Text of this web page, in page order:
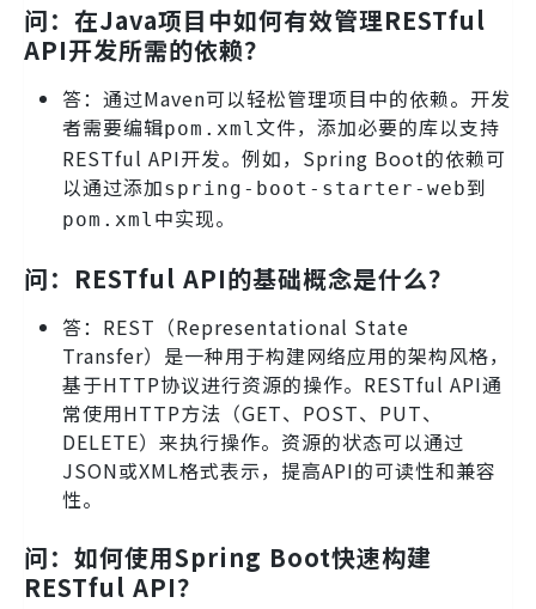
问：在Java项目中如何有效管理RESTful
API开发所需的依赖？
答：通过Maven可以轻松管理项目中的依赖。开发
者需要编辑pom.xml 文件，添加必要的库以支持
RESTful API开发。例如，Spring Boot的依赖可
以通过添加spring-boot-starter-web到
pom.xml 中实现。
问：RESTful API的基础概念是什么？
答：REST（Representational State
Transfer）是一种用于构建网络应用的架构风格，
基于HTTP协议进行资源的操作。RESTful API通
常使用HTTP方法（GET、POST、PUT、
DELETE）来执行操作。资源的状态可以通过
JSON或XML格式表示，提高API的可读性和兼容
性。
问：如何使用Spring Boot快速构建
RESTful API？